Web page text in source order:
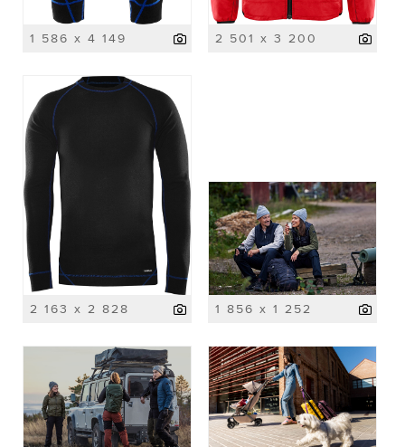
1 586 x 4 149 2 501 x 3 200
2 163 x 2 828 1 856 x 1 252